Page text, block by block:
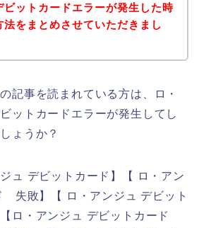
ビットカードエラーが発生した時
法をまとめさせていただきまし
記事を読まれている方は、ロ・
ットカードエラーが発生してし
ょうか？
ュ デビットカード】【 ロ・アン
失敗】【 ロ・アンジュ デビット
ロ・アンジュ デビットカード